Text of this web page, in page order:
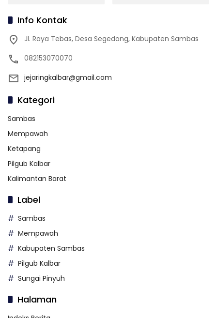
Info Kontak
Jl. Raya Tebas, Desa Segedong, Kabupaten Sambas
082153070070
jejaringkalbar@gmail.com
Kategori
Sambas
Mempawah
Ketapang
Pilgub Kalbar
Kalimantan Barat
Label
Sambas
Mempawah
Kabupaten Sambas
Pilgub Kalbar
Sungai Pinyuh
Halaman